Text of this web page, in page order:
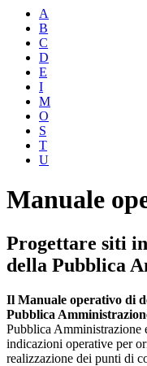
A
B
C
D
E
I
M
O
S
T
U
Manuale
Progettare siti
della Pubblica
Il Manuale operativo di
Pubblica
Pubblica Amministrazione
indicazioni operative per
realizzazione dei punti di